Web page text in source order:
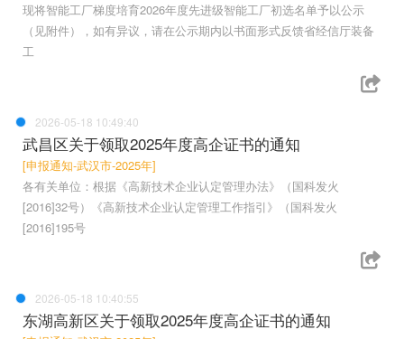
现将智能工厂梯度培育2026年度先进级智能工厂初选名单予以公示
（见附件），如有异议，请在公示期内以书面形式反馈省经信厅装备
工
2026-05-18 10:49:40
武昌区关于领取2025年度高企证书的通知
[申报通知-武汉市-2025年]
各有关单位：根据《高新技术企业认定管理办法》（国科发火
[2016]32号）《高新技术企业认定管理工作指引》（国科发火
[2016]195号
2026-05-18 10:40:55
东湖高新区关于领取2025年度高企证书的通知